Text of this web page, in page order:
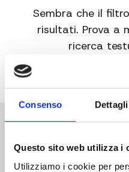
Consenso Dettagli
Questo sito web utilizza i
Utilizziamo i cookie per
Sembra che il
risultati. Prova a
ricerca